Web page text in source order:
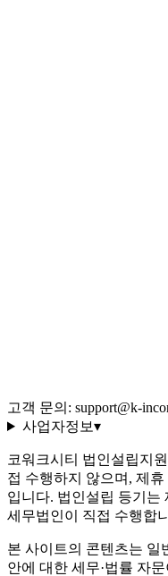
고객 문의: support@k-
사업자정보▾
코워크시티 법인설립지
접 수행하지 않으며, 제
입니다. 법인설립 등기는
세무법인이 직접 수행합
본 사이트의 콘텐츠는 일
안에 대한 세무·법률 자